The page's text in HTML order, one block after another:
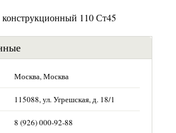
110 Ст45
Москва, Москва
115088, ул. Угрешская, д. 18/1
8 (926) 000-92-88